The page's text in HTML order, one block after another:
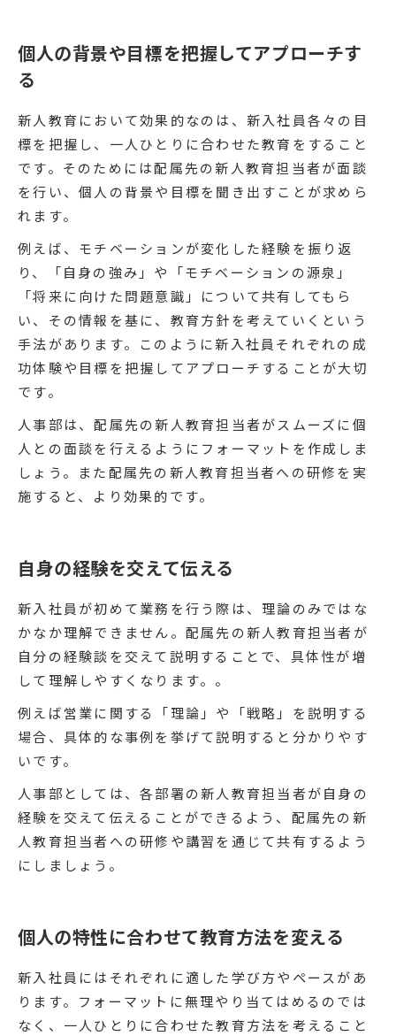
個人の背景や目標を把握してアプローチす
る
新人教育において効果的なのは、新入社員各々の目
標を把握し、一人ひとりに合わせた教育をすること
です。そのためには配属先の新人教育担当者が面談
を行い、個人の背景や目標を聞き出すことが求めら
れます。
例えば、モチベーションが変化した経験を振り返
り、「自身の強み」や「モチベーションの源泉」
「将来に向けた問題意識」について共有してもら
い、その情報を基に、教育方針を考えていくという
手法があります。このように新入社員それぞれの成
功体験や目標を把握してアプローチすることが大切
です。
人事部は、配属先の新人教育担当者がスムーズに個
人との面談を行えるようにフォーマットを作成しま
しょう。また配属先の新人教育担当者への研修を実
施すると、より効果的です。
自身の経験を交えて伝える
新入社員が初めて業務を行う際は、理論のみではな
かなか理解できません。配属先の新人教育担当者が
自分の経験談を交えて説明することで、具体性が増
して理解しやすくなります。。
例えば営業に関する「理論」や「戦略」を説明する
場合、具体的な事例を挙げて説明すると分かりやす
いです。
人事部としては、各部署の新人教育担当者が自身の
経験を交えて伝えることができるよう、配属先の新
人教育担当者への研修や講習を通じて共有するよう
にしましょう。
個人の特性に合わせて教育方法を変える
新入社員にはそれぞれに適した学び方やペースがあ
ります。フォーマットに無理やり当てはめるのでは
なく、一人ひとりに合わせた教育方法を考えること